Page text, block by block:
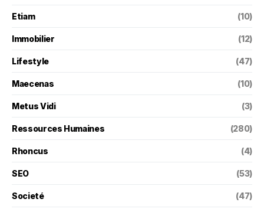
Etiam (10)
Immobilier (12)
Lifestyle (47)
Maecenas (10)
Metus Vidi (3)
Ressources Humaines (280)
Rhoncus (4)
SEO (53)
Societé (47)